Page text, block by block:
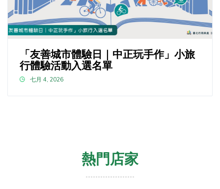
「友善城市體驗日｜中正玩手作」小旅
行體驗活動入選名單
七月 4, 2026
熱門店家